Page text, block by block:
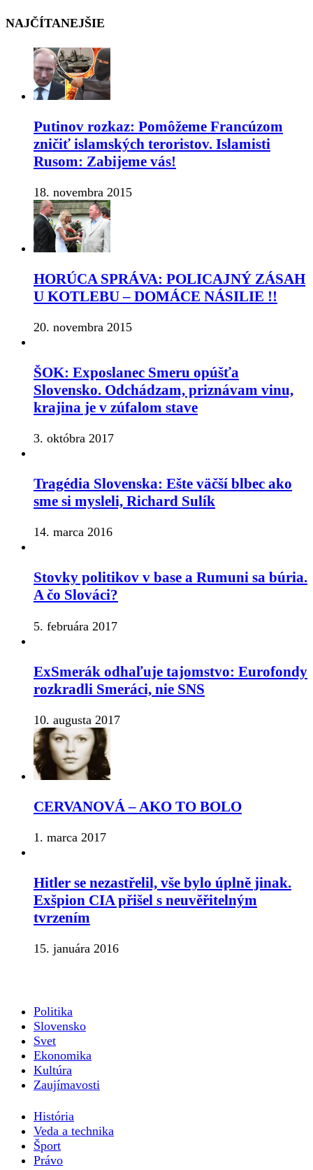
NAJČÍTANEJŠIE
Putinov rozkaz: Pomôžeme Francúzom
zničiť islamských teroristov. Islamisti
Rusom: Zabijeme vás!
18. novembra 2015
HORÚCA SPRÁVA: POLICAJNÝ ZÁSAH
U KOTLEBU – DOMÁCE NÁSILIE !!
20. novembra 2015
ŠOK: Exposlanec Smeru opúšťa
Slovensko. Odchádzam, priznávam vinu,
krajina je v zúfalom stave
3. októbra 2017
Tragédia Slovenska: Ešte väčší blbec ako
sme si mysleli, Richard Sulík
14. marca 2016
Stovky politikov v base a Rumuni sa búria.
A čo Slováci?
5. februára 2017
ExSmerák odhaľuje tajomstvo: Eurofondy
rozkradli Smeráci, nie SNS
10. augusta 2017
CERVANOVÁ – AKO TO BOLO
1. marca 2017
Hitler se nezastřelil, vše bylo úplně jinak.
Exšpion CIA přišel s neuvěřitelným
tvrzením
15. januára 2016
Politika
Slovensko
Svet
Ekonomika
Kultúra
Zaujímavosti
História
Veda a technika
Šport
Právo